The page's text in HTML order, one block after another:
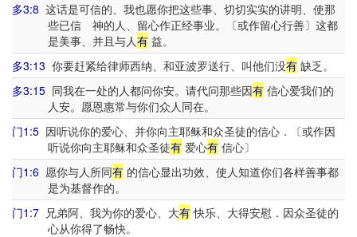
多3:8 这话是可信的、我也愿你把这些事、切切实实的讲明、使那
些已信 神的人、留心作正经事业。〔或作留心行善〕这都
是美事、并且与人有益。
多3:13 你要赶紧给律师西纳、和亚波罗送行、叫他们没有 缺乏。
多3:15 同我在一处的人都问你安。请代问那些因有 信心爱我们的
人安。愿恩惠常与你们众人同在。
门1:5 因听说你的爱心、并你向主耶稣和众圣徒的信心．〔或作因
听说你向主耶稣和众圣徒有爱心有信心〕
门1:6 愿你与人所同有 的信心显出功效、使人知道你们各样善事都
是为基督作的。
门1:7 兄弟阿、我为你的爱心、大有快乐、大得安慰．因众圣徒的
心从你得了畅快。